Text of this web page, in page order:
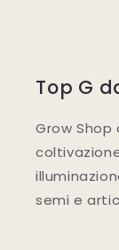
Top G
Grow
semi e